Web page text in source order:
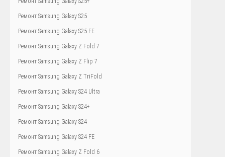
Ремонт Samsung Galaxy S25
Ремонт Samsung Galaxy S25 FE
Ремонт Samsung Galaxy Z Fold 7
Ремонт Samsung Galaxy Z Flip 7
Ремонт Samsung Galaxy Z TriFold
Ремонт Samsung Galaxy S24 Ultra
Ремонт Samsung Galaxy S24+
Ремонт Samsung Galaxy S24
Ремонт Samsung Galaxy S24 FE
Ремонт Samsung Galaxy Z Fold 6